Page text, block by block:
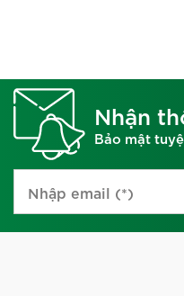
Nhận
Bảo mật